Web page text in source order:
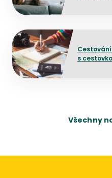
s
Přejít na detail článku
Všechny